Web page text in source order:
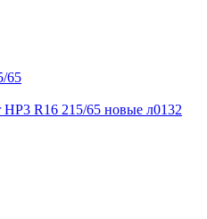
R16 215/65 новые л0132